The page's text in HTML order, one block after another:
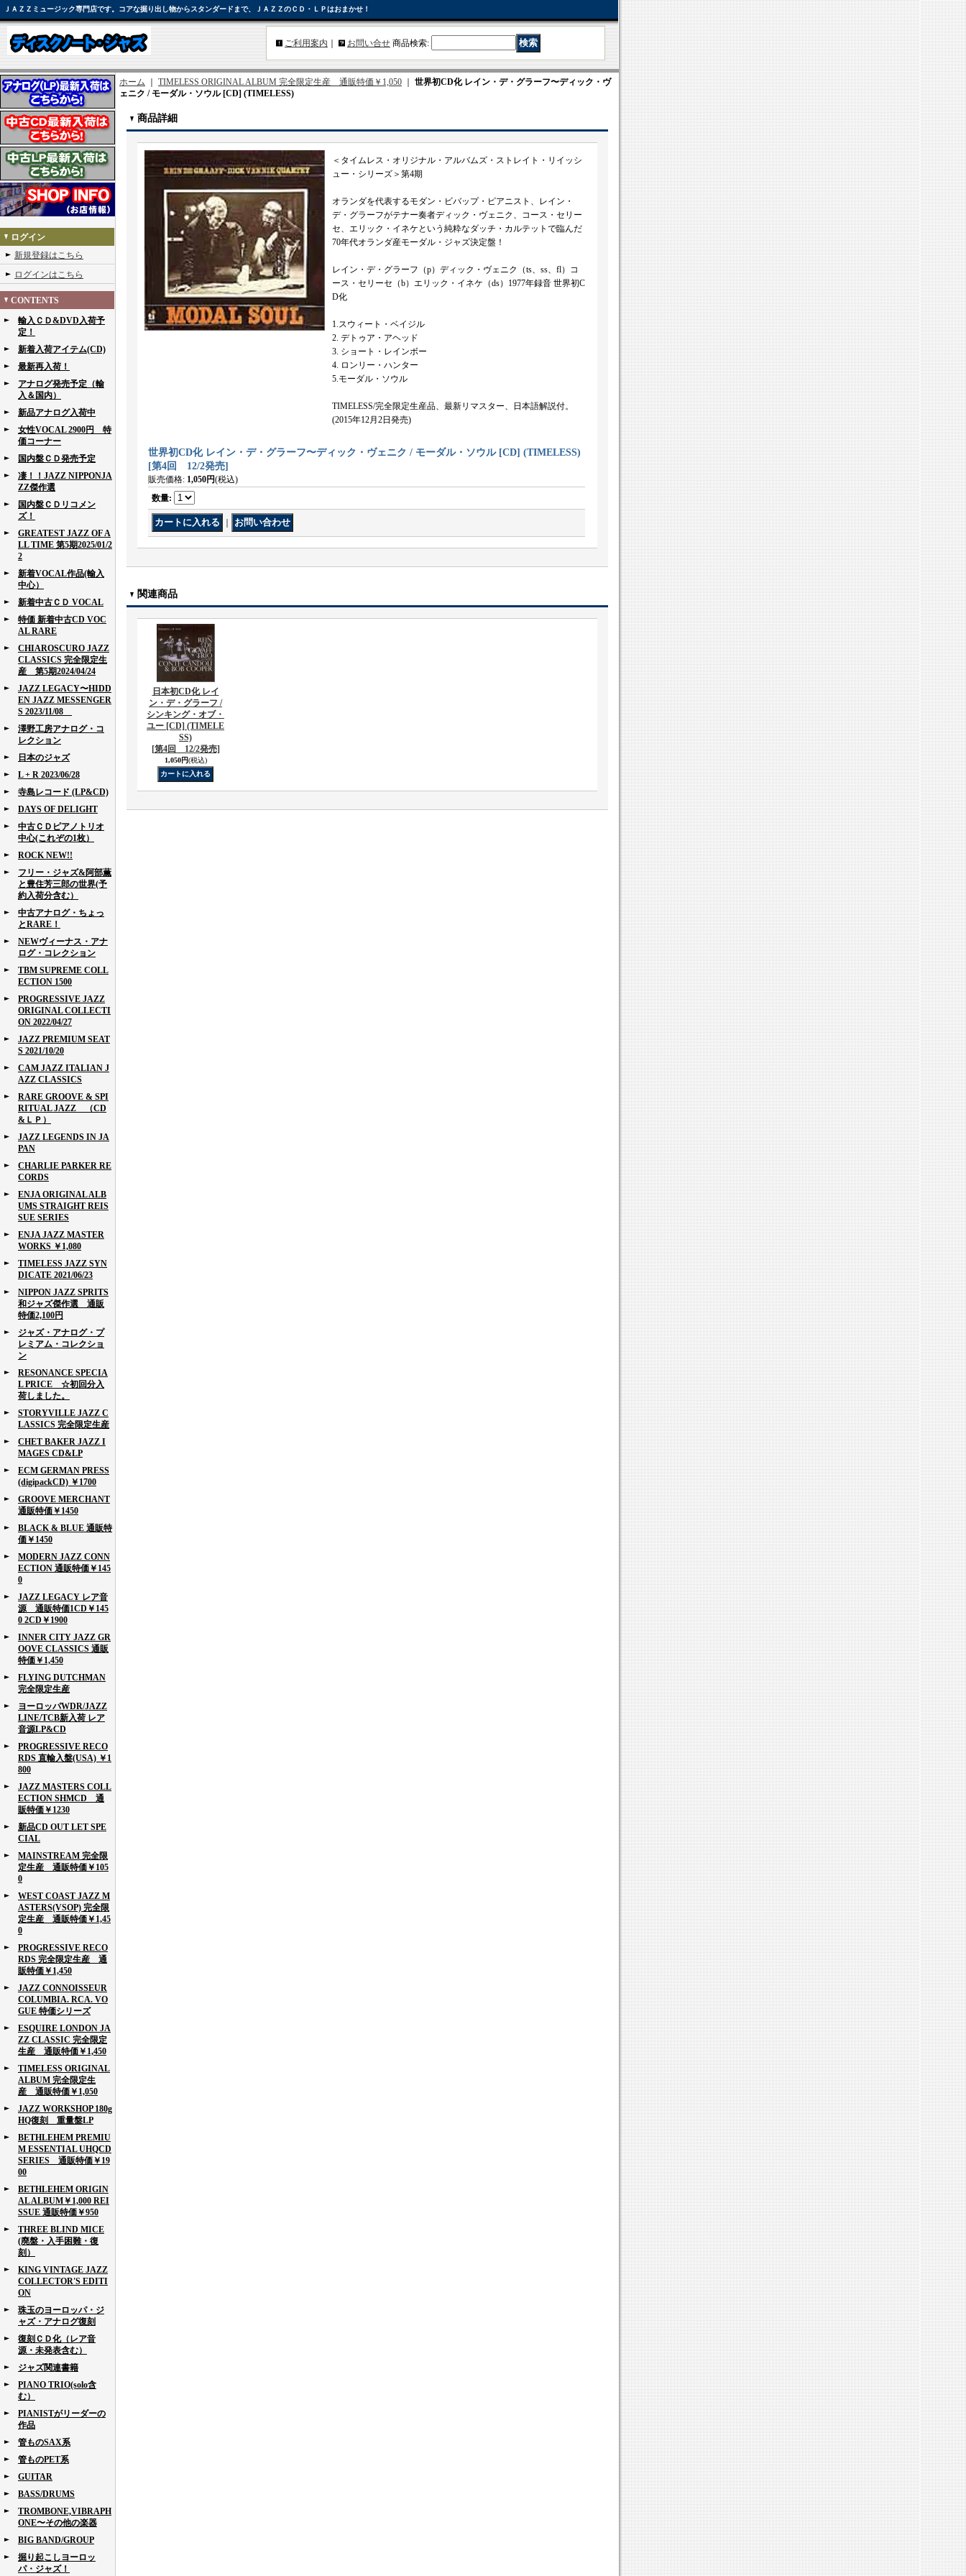
ＪＡＺＺミュージック専門店です。コアな掘り出し物からスタンダードまで、ＪＡＺＺのＣＤ・ＬＰはおまかせ！
ご利用案内 お問い合せ 商品検索:
ログイン
新規登録はこちら
ログインはこちら
CONTENTS
輸入ＣＤ&DVD入荷予
定！
新着入荷アイテム(CD)
最新再入荷！
アナログ発売予定（輸
入＆国内）
新品アナログ入荷中
女性VOCAL 2900円 特
価コーナー
国内盤ＣＤ発売予定
凄！！JAZZ NIPPONJA
ZZ傑作選
国内盤ＣＤリコメン
ズ！
GREATEST JAZZ OF A
LL TIME 第5期2025/01/2
2
新着VOCAL作品(輸入
中心）
新着中古ＣＤ VOCAL
特価 新着中古CD VOC
AL RARE
CHIAROSCURO JAZZ
CLASSICS 完全限定生
産 第5期2024/04/24
JAZZ LEGACY〜HIDD
EN JAZZ MESSENGER
S 2023/11/08
澤野工房アナログ・コ
レクション
日本のジャズ
L + R 2023/06/28
寺島レコード (LP&CD)
DAYS OF DELIGHT
中古ＣＤピアノトリオ
中心(これぞの1枚）
ROCK NEW!!
フリー・ジャズ&阿部薫
と豊住芳三郎の世界(予
約入荷分含む）
中古アナログ・ちょっ
とRARE！
NEWヴィーナス・アナ
ログ・コレクション
TBM SUPREME COLL
ECTION 1500
PROGRESSIVE JAZZ
ORIGINAL COLLECTI
ON 2022/04/27
JAZZ PREMIUM SEAT
S 2021/10/20
CAM JAZZ ITALIAN J
AZZ CLASSICS
RARE GROOVE & SPI
RITUAL JAZZ （CD
&ＬＰ）
JAZZ LEGENDS IN JA
PAN
CHARLIE PARKER RE
CORDS
ENJA ORIGINAL ALB
UMS STRAIGHT REIS
SUE SERIES
ENJA JAZZ MASTER
WORKS ￥1,080
TIMELESS JAZZ SYN
DICATE 2021/06/23
NIPPON JAZZ SPRITS
和ジャズ傑作選 通販
特価2,100円
ジャズ・アナログ・プ
レミアム・コレクショ
ン
RESONANCE SPECIA
L PRICE ☆初回分入
荷しました。
STORYVILLE JAZZ C
LASSICS 完全限定生産
CHET BAKER JAZZ I
MAGES CD&LP
ECM GERMAN PRESS
(digipackCD) ￥1700
GROOVE MERCHANT
通販特価￥1450
BLACK & BLUE 通販特
価￥1450
MODERN JAZZ CONN
ECTION 通販特価￥145
0
JAZZ LEGACY レア音
源 通販特価1CD￥145
0 2CD￥1900
INNER CITY JAZZ GR
OOVE CLASSICS 通販
特価￥1,450
FLYING DUTCHMAN
完全限定生産
ヨーロッパWDR/JAZZ
LINE/TCB新入荷 レア
音源LP&CD
PROGRESSIVE RECO
RDS 直輸入盤(USA) ￥1
800
JAZZ MASTERS COLL
ECTION SHMCD 通
販特価￥1230
新品CD OUT LET SPE
CIAL
MAINSTREAM 完全限
定生産 通販特価￥105
0
WEST COAST JAZZ M
ASTERS(VSOP) 完全限
定生産 通販特価￥1,45
0
PROGRESSIVE RECO
RDS 完全限定生産 通
販特価￥1,450
JAZZ CONNOISSEUR
COLUMBIA. RCA. VO
GUE 特価シリーズ
ESQUIRE LONDON JA
ZZ CLASSIC 完全限定
生産 通販特価￥1,450
TIMELESS ORIGINAL
ALBUM 完全限定生
産 通販特価￥1,050
JAZZ WORKSHOP 180g
HQ復刻 重量盤LP
BETHLEHEM PREMIU
M ESSENTIAL UHQCD
SERIES 通販特価￥19
00
BETHLEHEM ORIGIN
AL ALBUM￥1,000 REI
SSUE 通販特価￥950
THREE BLIND MICE
(廃盤・入手困難・復
刻）
KING VINTAGE JAZZ
COLLECTOR'S EDITI
ON
珠玉のヨーロッパ・ジ
ャズ・アナログ復刻
復刻ＣＤ化（レア音
源・未発表含む）
ジャズ関連書籍
PIANO TRIO(solo含
む）
PIANISTがリーダーの
作品
管ものSAX系
管ものPET系
GUITAR
BASS/DRUMS
TROMBONE,VIBRAPH
ONE〜その他の楽器
BIG BAND/GROUP
掘り起こしヨーロッ
パ・ジャズ！
ホーム TIMELESS ORIGINAL ALBUM 完全限定生産 通販特価￥1,050
世界初CD化 レイン・デ・グラーフ〜ディック・ヴ
ェニク / モーダル・ソウル [CD] (TIMELESS)
商品詳細
＜タイムレス・オリジナル・アルバムズ・ストレイト・リイッシ
ュー・シリーズ＞第4期
オランダを代表するモダン・ビバップ・ピアニスト、レイン・
デ・グラーフがテナー奏者ディック・ヴェニク、コース・セリー
セ、エリック・イネケという純粋なダッチ・カルテットで臨んだ
70年代オランダ産モーダル・ジャズ決定盤！
レイン・デ・グラーフ（p）ディック・ヴェニク（ts、ss、fl）コ
ース・セリーセ（b）エリック・イネケ（ds）1977年録音 世界初C
D化
1.スウィート・ベイジル
2. デトゥア・アヘッド
3. ショート・レインボー
4. ロンリー・ハンター
5.モーダル・ソウル
TIMELESS/完全限定生産品、最新リマスター、日本語解説付。
(2015年12月2日発売)
世界初CD化 レイン・デ・グラーフ〜ディック・ヴェニク / モーダル・ソウル [CD] (TIMELESS)
[第4回 12/2発売]
販売価格: 1,050円(税込)
数量:
関連商品
日本初CD化 レイ
ン・デ・グラーフ /
シンキング・オブ・
ユー [CD] (TIMELE
SS)
[第4回 12/2発売]
1,050円(税込)